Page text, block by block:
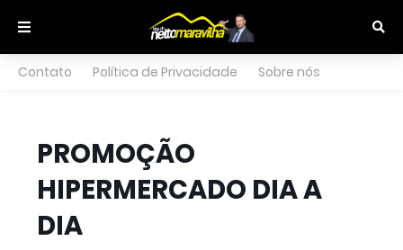
Contato Política de Privacidade Sobre nós
PROMOÇÃO
HIPERMERCADO DIA A
DIA